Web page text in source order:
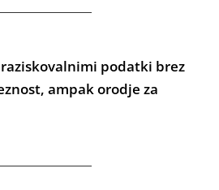
podatki brez
ampak orodje za